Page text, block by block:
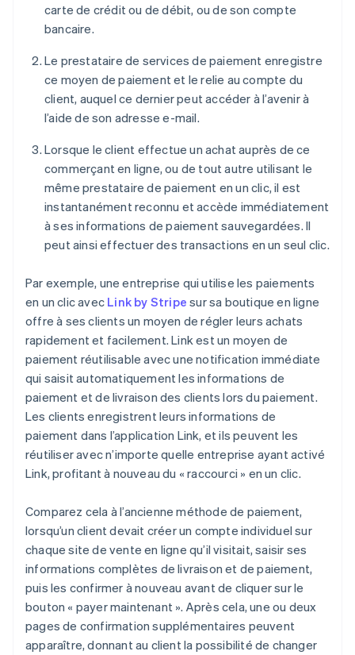
carte de crédit ou de débit, ou de son compte
bancaire.
Le prestataire de services de paiement enregistre
ce moyen de paiement et le relie au compte du
client, auquel ce dernier peut accéder à l’avenir à
l’aide de son adresse e-mail.
Lorsque le client effectue un achat auprès de ce
commerçant en ligne, ou de tout autre utilisant le
même prestataire de paiement en un clic, il est
instantanément reconnu et accède immédiatement
à ses informations de paiement sauvegardées. Il
peut ainsi effectuer des transactions en un seul clic.
Par exemple, une entreprise qui utilise les paiements
en un clic avec Link by Stripe sur sa boutique en ligne
offre à ses clients un moyen de régler leurs achats
rapidement et facilement. Link est un moyen de
paiement réutilisable avec une notification immédiate
qui saisit automatiquement les informations de
paiement et de livraison des clients lors du paiement.
Les clients enregistrent leurs informations de
paiement dans l’application Link, et ils peuvent les
réutiliser avec n’importe quelle entreprise ayant activé
Link, profitant à nouveau du « raccourci » en un clic.
Comparez cela à l’ancienne méthode de paiement,
lorsqu’un client devait créer un compte individuel sur
chaque site de vente en ligne qu’il visitait, saisir ses
informations complètes de livraison et de paiement,
puis les confirmer à nouveau avant de cliquer sur le
bouton « payer maintenant ». Après cela, une ou deux
pages de confirmation supplémentaires peuvent
apparaître, donnant au client la possibilité de changer